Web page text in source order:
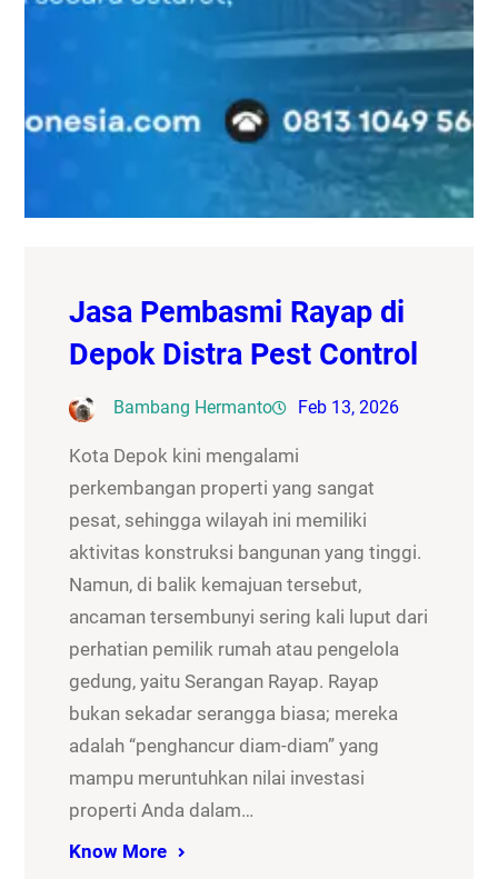
Jasa Pembasmi Rayap di
Depok Distra Pest Control
Bambang Hermanto Feb 13, 2026
Kota Depok kini mengalami
perkembangan properti yang sangat
pesat, sehingga wilayah ini memiliki
aktivitas konstruksi bangunan yang tinggi.
Namun, di balik kemajuan tersebut,
ancaman tersembunyi sering kali luput dari
perhatian pemilik rumah atau pengelola
gedung, yaitu Serangan Rayap. Rayap
bukan sekadar serangga biasa; mereka
adalah “penghancur diam-diam” yang
mampu meruntuhkan nilai investasi
properti Anda dalam…
Know More